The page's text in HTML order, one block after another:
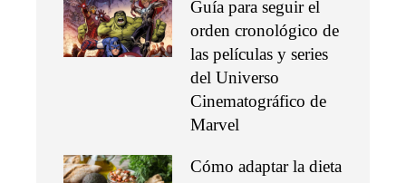
Guía para seguir el
orden cronológico de
las películas y series
del Universo
Cinematográfico de
Marvel
Cómo adaptar la dieta